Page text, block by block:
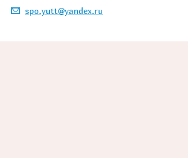
spo.yutt@yandex.ru